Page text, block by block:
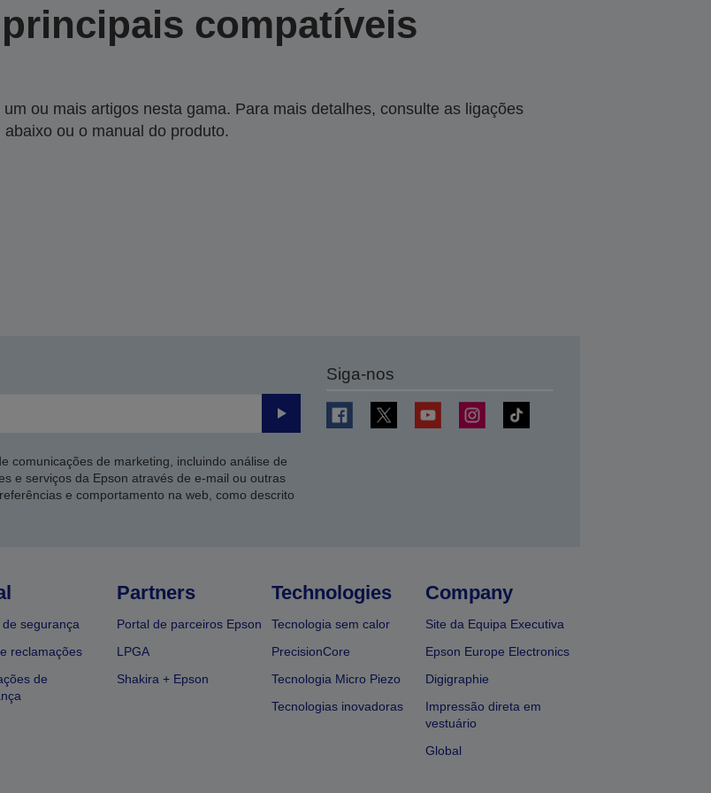
compatíveis
ou mais artigos nesta gama. Para mais detalhes, consulte as ligações
abaixo ou o manual do produto.
Enviar
comunicações de marketing, incluindo análise de
e serviços da Epson através de e-mail ou outras
e comportamento na web, como descrito
Siga-nos
de segurança
reclamações
de
Partners
Portal de parceiros Epson
LPGA
Shakira + Epson
Technologies
Tecnologia sem calor
PrecisionCore
Tecnologia Micro Piezo
Tecnologias inovadoras
Company
Site da Equipa Executiva
Epson Europe Electronics
Digigraphie
Impressão direta em
vestuário
Global